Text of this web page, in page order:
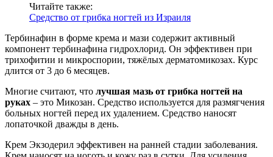
Читайте также:
Средство от грибка ногтей из Израиля
Тербинафин в форме крема и мази содержит активный
компонент тербинафина гидрохлорид. Он эффективен при
трихофитии и микроспории, тяжёлых дерматомикозах. Курс
длится от 3 до 6 месяцев.
Многие считают, что лучшая мазь от грибка ногтей на
руках – это Микозан. Средство используется для размягчения
больных ногтей перед их удалением. Средство наносят
лопаточкой дважды в день.
Крем Экзодерил эффективен на ранней стадии заболевания.